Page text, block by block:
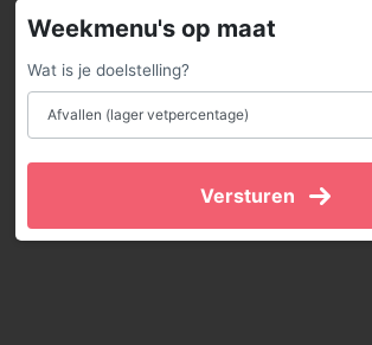
Weekmenu's op maat
Wat is je doelstelling?
Versturen